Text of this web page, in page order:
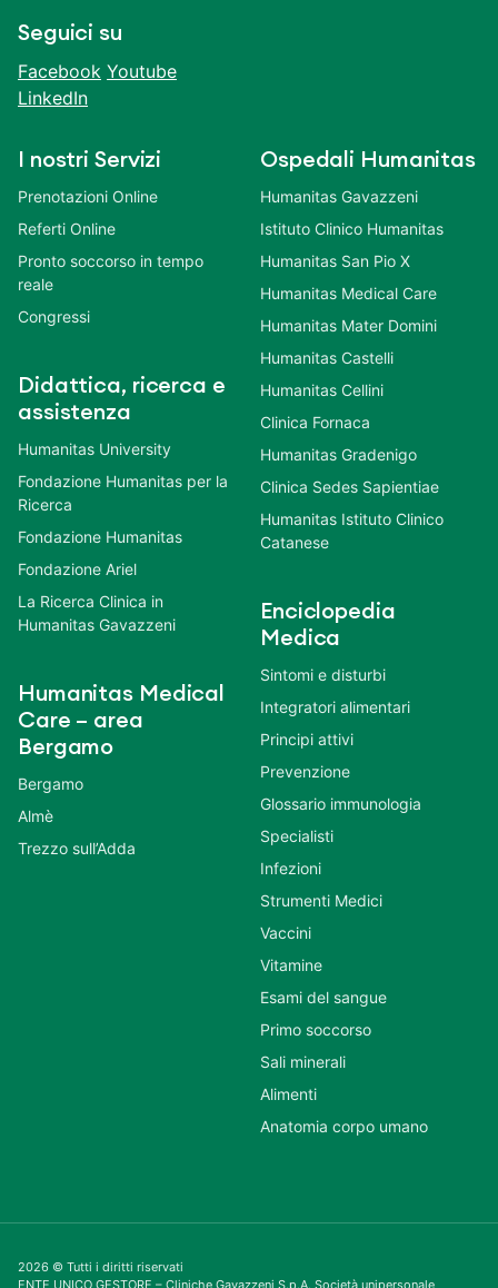
Seguici su
Facebook Youtube
LinkedIn
I nostri Servizi
Prenotazioni Online
Referti Online
Pronto soccorso in tempo
reale
Congressi
Didattica, ricerca e
assistenza
Humanitas University
Fondazione Humanitas per la
Ricerca
Fondazione Humanitas
Fondazione Ariel
La Ricerca Clinica in
Humanitas Gavazzeni
Humanitas Medical
Care – area
Bergamo
Bergamo
Almè
Trezzo sull’Adda
Ospedali Humanitas
Humanitas Gavazzeni
Istituto Clinico Humanitas
Humanitas San Pio X
Humanitas Medical Care
Humanitas Mater Domini
Humanitas Castelli
Humanitas Cellini
Clinica Fornaca
Humanitas Gradenigo
Clinica Sedes Sapientiae
Humanitas Istituto Clinico
Catanese
Enciclopedia
Medica
Sintomi e disturbi
Integratori alimentari
Principi attivi
Prevenzione
Glossario immunologia
Specialisti
Infezioni
Strumenti Medici
Vaccini
Vitamine
Esami del sangue
Primo soccorso
Sali minerali
Alimenti
Anatomia corpo umano
2026 © Tutti i diritti riservati
ENTE UNICO GESTORE – Cliniche Gavazzeni S.p.A. Società unipersonale